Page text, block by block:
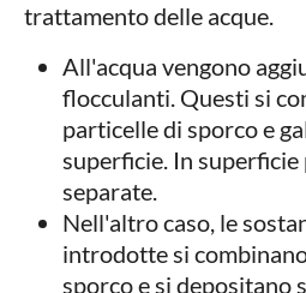
trattamento delle acque.
All'acqua vengono
flocculanti. Questi si
particelle di sporco e
superficie. In superficie
separate.
Nell'altro caso, le
introdotte si
sporco e si depositano